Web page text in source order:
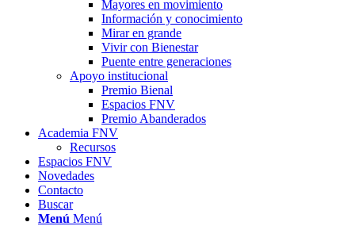
Mayores en movimiento
Información y conocimiento
Mirar en grande
Vivir con Bienestar
Puente entre generaciones
Apoyo institucional
Premio Bienal
Espacios FNV
Premio Abanderados
Academia FNV
Recursos
Espacios FNV
Novedades
Contacto
Buscar
Menú Menú